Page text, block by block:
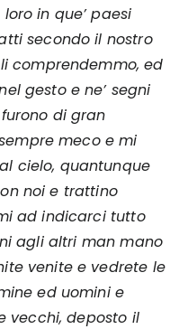
in que’ paesi
secondo il nostro
comprendemmo, ed
gesto e ne’ segni
di gran
meco e mi
cielo, quantunque
noi e trattino
ad indicarci tutto
agli altri man mano
venite e vedrete le
ed uomini e
vecchi, deposto il